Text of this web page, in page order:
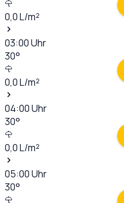
0,0L/m²
03:00Uhr
30°
0,0L/m²
04:00Uhr
30°
0,0L/m²
05:00Uhr
30°